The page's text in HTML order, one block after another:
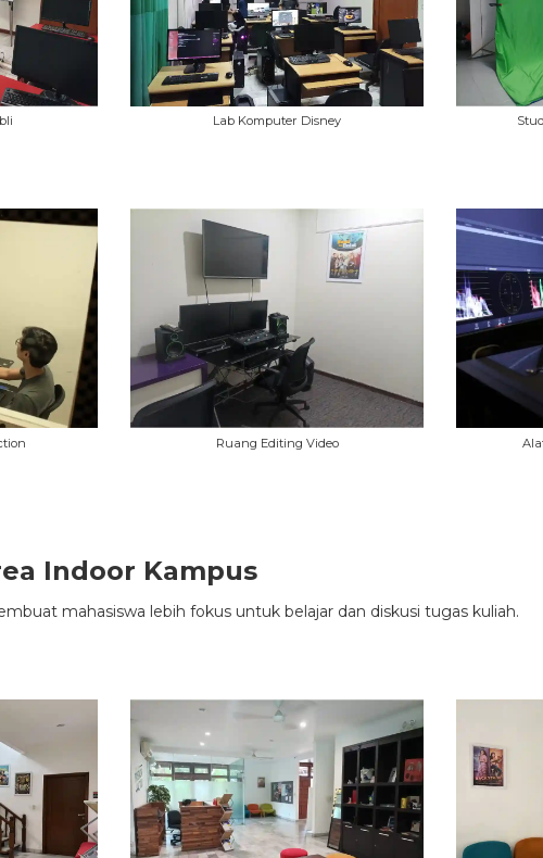
Lab Komputer Disney
Ruang Editing Video
Indoor Kampus
mahasiswa lebih fokus untuk belajar dan diskusi tugas kuliah.